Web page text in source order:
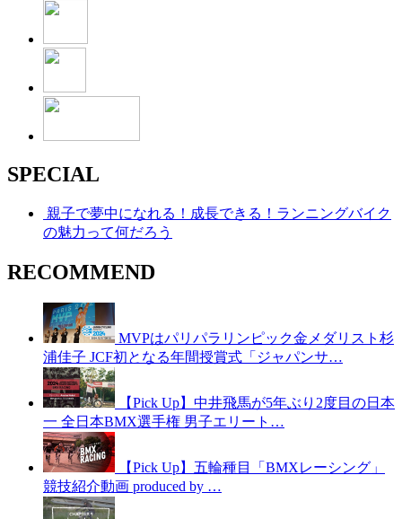
SPECIAL
親子で夢中になれる！成長できる！ランニングバイク
の魅力って何だろう
RECOMMEND
MVPはパリパラリンピック金メダリスト杉
浦佳子 JCF初となる年間授賞式「ジャパンサ…
【Pick Up】中井飛馬が5年ぶり2度目の日本
一 全日本BMX選手権 男子エリート…
【Pick Up】五輪種目「BMXレーシング」
競技紹介動画 produced by …